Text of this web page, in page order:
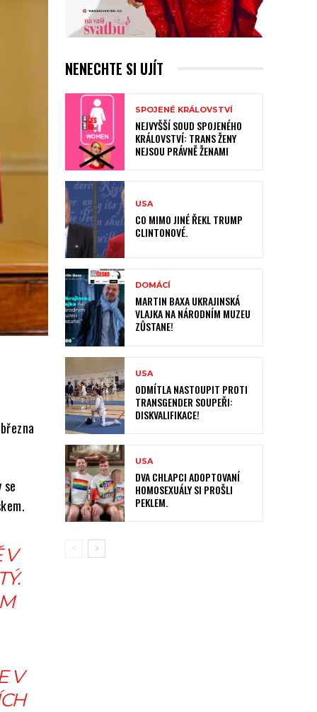
V
V
NENECHTE SI UJÍT
SPOJENÉ KRÁLOVSTVÍ
NEJVYŠŠÍ SOUD SPOJENÉHO
KRÁLOVSTVÍ: TRANS ŽENY
NEJSOU PRÁVNĚ ŽENAMI
USA
CO MIMO JINÉ ŘEKL TRUMP
CLINTONOVÉ.
DOMÁCÍ
MARTIN BAXA UKRAJINSKÁ
VLAJKA NA NÁRODNÍM MUZEU
ZŮSTANE!
USA
ODMÍTLA NASTOUPIT PROTI
TRANSGENDER SOUPEŘI:
DISKVALIFIKACE!
USA
DVA CHLAPCI ADOPTOVANÍ
HOMOSEXUÁLY SI PROŠLI
PEKLEM.